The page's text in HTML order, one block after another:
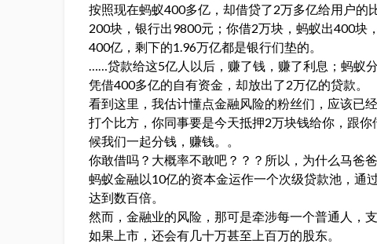
按照现在蚂蚁400多亿，却借贷了2万多亿给用户的
200块，银行出9800元；你借2万块，蚂蚁出400块
400亿，剩下的1.96万亿都是银行们垫的。
……贷款给这5亿人以后，赚了钱，赚了利息；蚂蚁
凭借400多亿的自有资金，却放出了2万亿的贷款。
看到这里，我估计懂点金融风险的粉丝们，应该已经
打个比方，你同事要是今天抵押2万块钱给你，跟
候我们一起分钱，赚钱。。
你敢借吗？大概率不敢吧？？？所以，为什么马爸
蚂蚁金融以10亿的资本金运作一个次级贷款池，通
达到数百倍。
然而，金融业的风险，那可是牵涉每一个普通人，
如果上市，还会有几十万甚至上百万的股东。